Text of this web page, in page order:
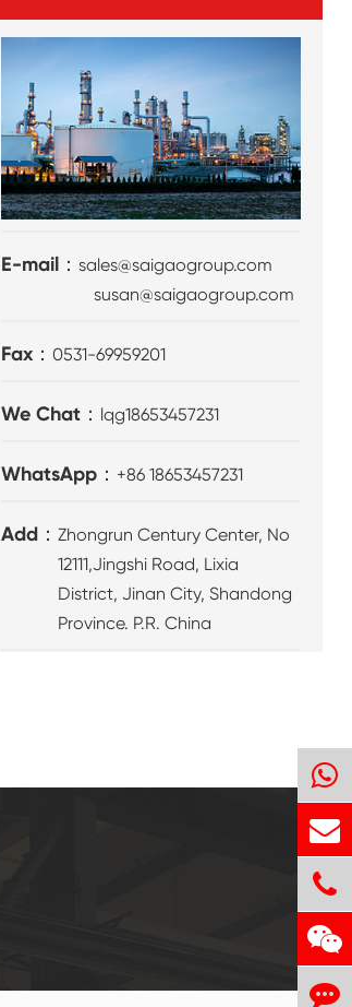
E-mail：sales@saigaogroup.com
susan@saigaogroup.com
Fax：0531-69959201
We Chat： lqg18653457231
WhatsApp： +86 18653457231
Add：Zhongrun Century Center, No
12111,Jingshi Road, Lixia
District, Jinan City, Shandong
Province. P.R. China